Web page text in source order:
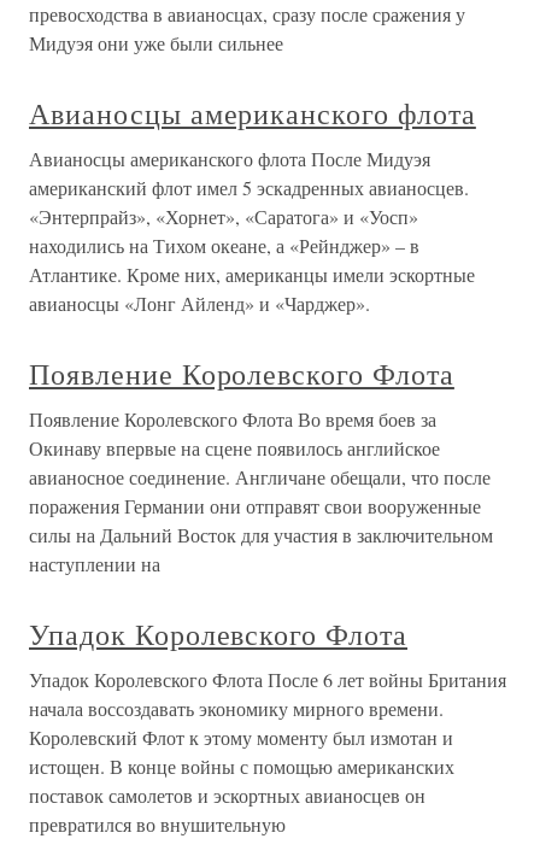
превосходства в авианосцах, сразу после сражения у
Мидуэя они уже были сильнее
Авианосцы американского флота
Авианосцы американского флота После Мидуэя
американский флот имел 5 эскадренных авианосцев.
«Энтерпрайз», «Хорнет», «Саратога» и «Уосп»
находились на Тихом океане, а «Рейнджер» – в
Атлантике. Кроме них, американцы имели эскортные
авианосцы «Лонг Айленд» и «Чарджер».
Появление Королевского Флота
Появление Королевского Флота Во время боев за
Окинаву впервые на сцене появилось английское
авианосное соединение. Англичане обещали, что после
поражения Германии они отправят свои вооруженные
силы на Дальний Восток для участия в заключительном
наступлении на
Упадок Королевского Флота
Упадок Королевского Флота После 6 лет войны Британия
начала воссоздавать экономику мирного времени.
Королевский Флот к этому моменту был измотан и
истощен. В конце войны с помощью американских
поставок самолетов и эскортных авианосцев он
превратился во внушительную